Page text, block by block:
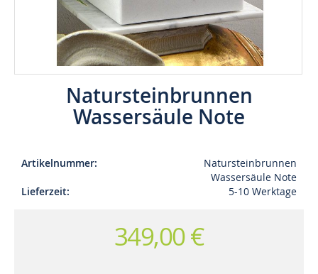
Natursteinbrunnen
Wassersäule Note
Artikelnummer
Natursteinbrunnen
Wassersäule Note
Lieferzeit
5-10 Werktage
349,00 €